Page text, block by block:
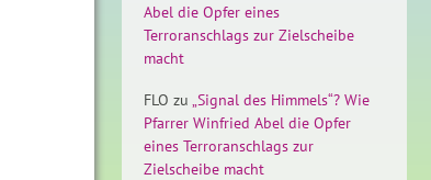
Abel die Opfer eines
Terroranschlags zur Zielscheibe
macht
FLO zu „Signal des Himmels“? Wie
Pfarrer Winfried Abel die Opfer
eines Terroranschlags zur
Zielscheibe macht